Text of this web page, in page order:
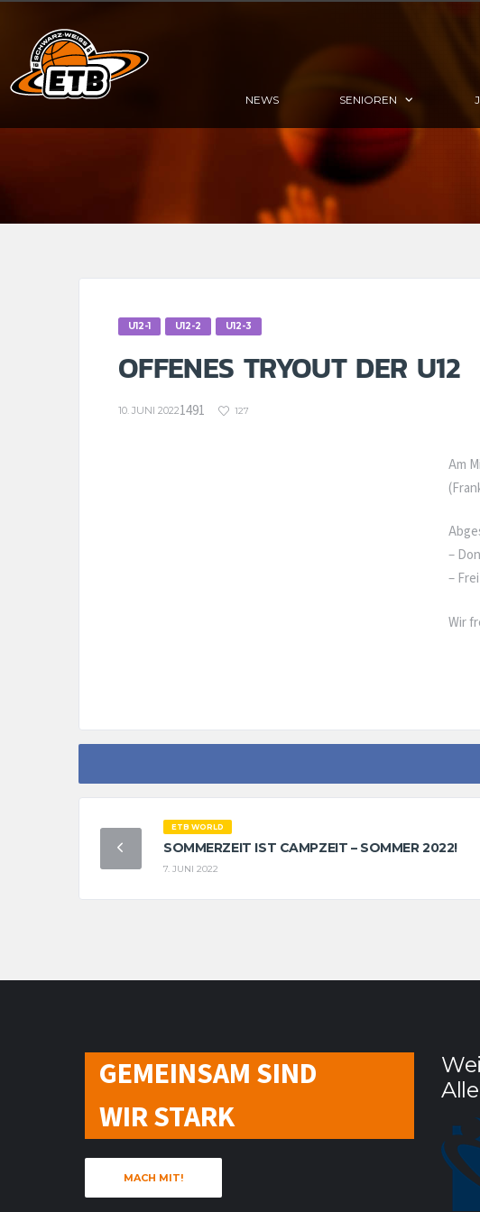
NEWS SENIOREN
U12-1 U12-2 U12-3
OFFENES TRYOUT DER U12
10. JUNI 20221491 127
Am
–
–
Wir
ETB WORLD
SOMMERZEIT IST CAMPZEIT – SOMMER 2022!
7. JUNI 2022
GEMEINSAM SIND
WIR STARK
MACH MIT!